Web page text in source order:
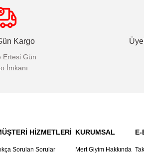
Kargo
Ertesi Gün
İmkanı
HİZMETLERİ
Sorulan Sorular
KURUMSAL
Mert Giyim Hakkında
E-